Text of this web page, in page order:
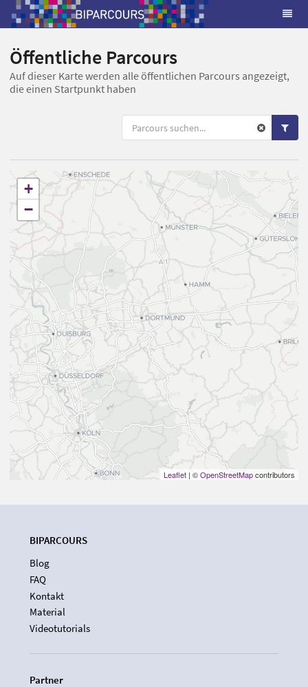
Öffentliche Parcours
Auf dieser Karte werden alle öffentlichen Parcours angezeigt,
die einen Startpunkt haben
+
−
Leaflet | ©OpenStreetMapcontributors
BIPARCOURS
Blog
FAQ
Kontakt
Material
Videotutorials
Partner